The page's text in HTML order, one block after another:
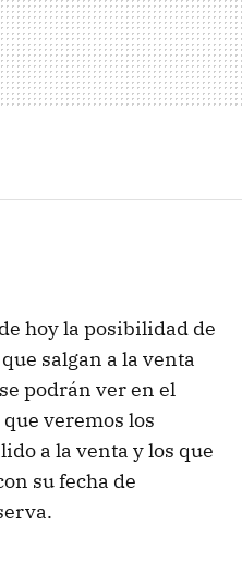
hoy la posibilidad de
salgan a la venta
podrán ver en el
veremos los
a la venta y los que
su fecha de